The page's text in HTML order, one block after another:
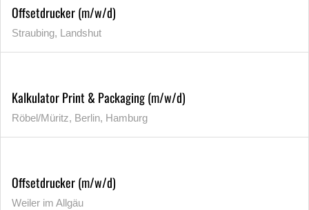
Offsetdrucker (m/w/d)
Straubing, Landshut
Kalkulator Print & Packaging (m/w/d)
Röbel/Müritz, Berlin, Hamburg
Offsetdrucker (m/w/d)
Weiler im Allgäu